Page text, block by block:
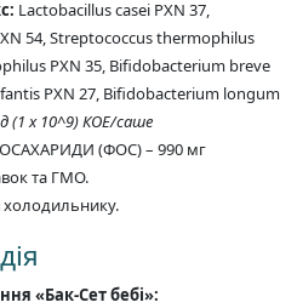
Lactobacillus casei PXN 37,
54, Streptococcus thermophilus
PXN 35, Bifidobacterium breve
PXN 27, Bifidobacterium longum
(1 x 10^9) КОЕ/саше
(ФОС) – 990 мг
та ГМО.
холодильнику.
«Бак-Сет бебі»: